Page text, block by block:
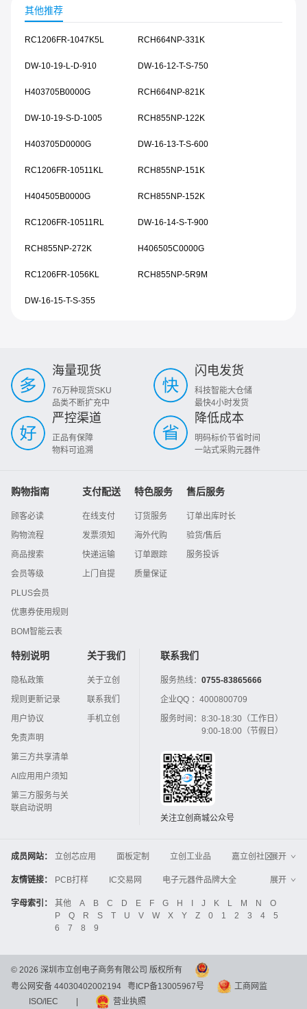
其他推荐
RC1206FR-1047K5L RCH664NP-331K
DW-10-19-L-D-910 DW-16-12-T-S-750
H403705B0000G RCH664NP-821K
DW-10-19-S-D-1005 RCH855NP-122K
H403705D0000G DW-16-13-T-S-600
RC1206FR-10511KL RCH855NP-151K
H404505B0000G RCH855NP-152K
RC1206FR-10511RL DW-16-14-S-T-900
RCH855NP-272K H406505C0000G
RC1206FR-1056KL RCH855NP-5R9M
DW-16-15-T-S-355
海量现货
76万种现货SKU
品类不断扩充中
闪电发货
科技智能大仓储
最快4小时发货
严控渠道
正品有保障
物料可追溯
降低成本
明码标价节省时间
一站式采购元器件
购物指南
顾客必读
购物流程
商品搜索
会员等级
PLUS会员
优惠券使用规则
BOM智能云表
支付配送
在线支付
发票须知
快递运输
上门自提
特色服务
订货服务
海外代购
订单跟踪
质量保证
售后服务
订单出库时长
验货/售后
服务投诉
特别说明
隐私政策
规则更新记录
用户协议
免责声明
第三方共享清单
AI应用用户须知
第三方服务与关
联启动说明
关于我们
关于立创
联系我们
手机立创
联系我们
服务热线： 0755-83865666
企业QQ ： 4000800709
服务时间： 8:30-18:30（工作日）
9:00-18:00（节假日）
关注立创商城公众号
成员网站： 立创芯应用 面板定制 立创工业品
嘉立创社区
3D打印
嘉立创FPC 嘉立创PCB
嘉立创FA
Global Website LCSC
ZXHPCB
展开
友情链接： PCB打样 IC交易网
电子元器件品牌大全
中国IC网
智能电网 机电设备
电子工程网
晶振
电子技术应用 21icsearch
电子展
工业品采购
IC电子网 锂电池
集成灶
中国机床商务网
DFRobot开源硬件商城
分析测试百科网
开步睿思 串联谐振
展开
字母索引： 其他 A B C D E F G H J K L M N
O
P
Q R S T U V W X Y Z 0 1 2 3 4
5
6
7 8 9
© 2026 深圳市立创电子商务有限公司 版权所有
粤公网安备 44030402002194
粤ICP备13005967号
工商网监
ISO/IEC
营业执照